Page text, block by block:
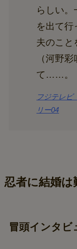
らしい
を出て行
夫のこと
（河野
て……。
フジテレビ
リー04
忍者に結婚は
冒頭インタビ